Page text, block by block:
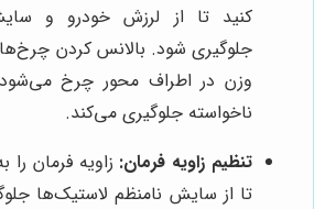
کنید تا از لرزش خودرو و
جلوگیری شود. بالانس کردن
وزن در اطراف محور چرخ می‌شود
ناخواسته جلوگیری می‌کند.
تنظیم زاویه فرمان: زاویه فرمان
تا از سایش نامنظم لاستیک‌ها